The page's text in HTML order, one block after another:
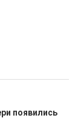
появились